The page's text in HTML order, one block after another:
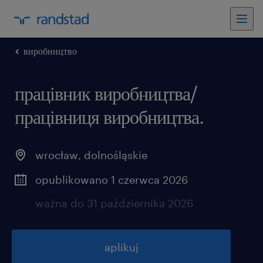
виробництво
працівник виробництва/
працівниця виробництва.
wrocław, dolnośląskie
opublikowano 1 czerwca 2026
ważna do 31 października 2026
aplikuj